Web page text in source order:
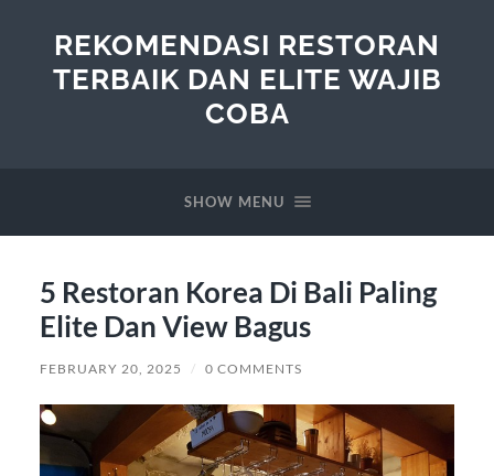
REKOMENDASI RESTORAN
TERBAIK DAN ELITE WAJIB
COBA
SHOW MENU
5 Restoran Korea Di Bali Paling
Elite Dan View Bagus
FEBRUARY 20, 2025 / 0 COMMENTS